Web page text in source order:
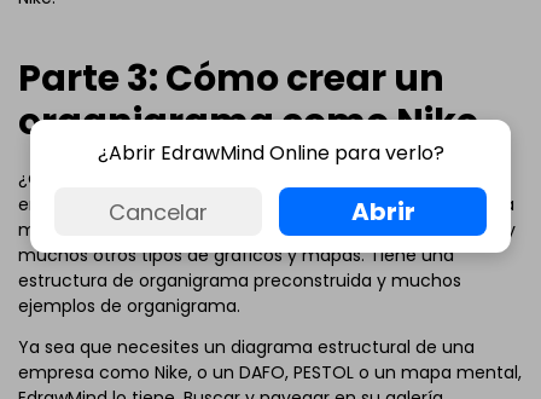
Parte 3: Cómo crear un
organigrama como Nike
¿Quieres crear una estructura organizativa para tu
empresa o tarea? Prueba
. Es una herramienta
muy fácil de usar para la
elaboración de un organigrama
y
muchos otros tipos de gráficos y mapas. Tiene una
estructura de organigrama preconstruida y muchos
ejemplos de organigrama.
Ya sea que necesites un diagrama estructural de una
empresa como Nike, o un DAFO, PESTOL o un mapa mental,
¿Abrir EdrawMind Online para verlo?
Cancelar Abrir